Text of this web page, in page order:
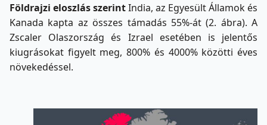
Földrajzi eloszlás szerintIndia, az Egyesült Államok és
Kanada kapta az összes támadás 55%-át (2. ábra). A
Zscaler Olaszország és Izrael esetében is jelentős
kiugrásokat figyelt meg, 800% és 4000% közötti éves
növekedéssel.